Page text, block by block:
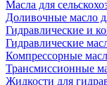
Масла для
Доливочные масло
Гидравлические и
Гидравлические
Компрессорные
Трансмиссионные
Жидкости для